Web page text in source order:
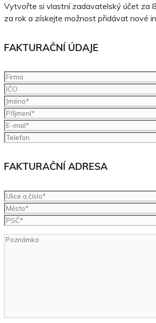
Vytvořte si vlastní zadavatelský účet za
za rok a získejte možnost přidávat nové
FAKTURAČNÍ ÚDAJE
FAKTURAČNÍ ADRESA